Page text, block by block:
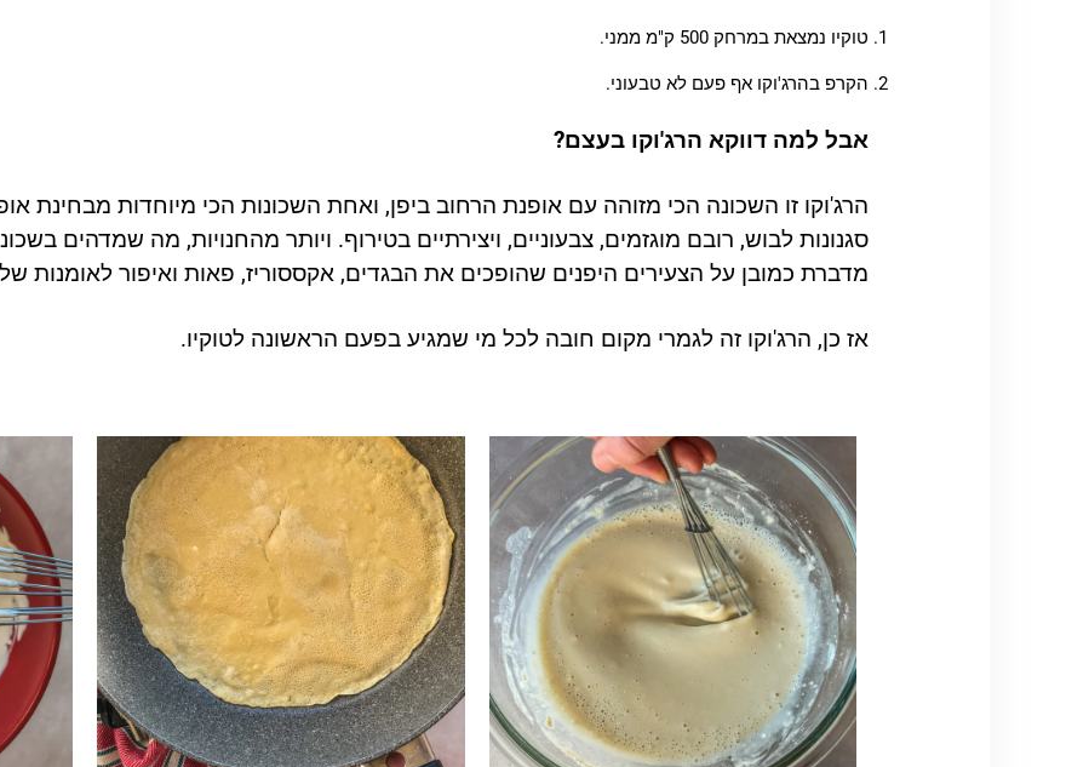
טוקיו נמצאת במרחק 500 ק"מ ממני.
הקרפ בהרג'וקו אף פעם לא טבעוני.
אבל למה דווקא הרג'וקו בעצם?
הרג'וקו זו השכונה הכי מזוהה עם אופנת הרחוב ביפן, ואחת השכונות הכי מיוחדות מבחינת
סגנונות לבוש, רובם מוגזמים, צבעוניים, ויצירתיים בטירוף. ויותר מהחנויות, מה שמדהים
מדברת כמובן על הצעירים היפנים שהופכים את הבגדים, אקססוריז, פאות ואיפור לאומנות
אז כן, הרג'וקו זה לגמרי מקום חובה לכל מי שמגיע בפעם הראשונה לטוקיו.